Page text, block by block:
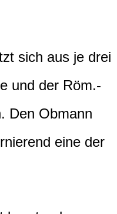
sich aus je drei
und der Röm.-
Den Obmann
eine der